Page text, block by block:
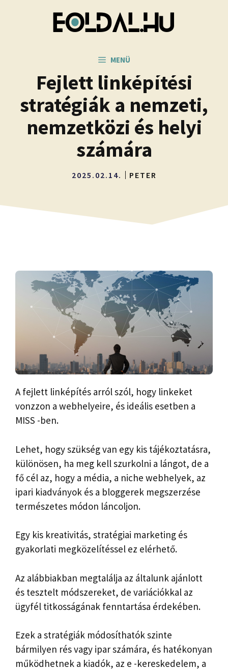
MENÜ
Fejlett linképítési
stratégiák a nemzeti,
nemzetközi és helyi
számára
2025.02.14. PETER
A fejlett linképítés arról szól, hogy linkeket
vonzzon a webhelyeire, és ideális esetben a
MISS -ben.
Lehet, hogy szükség van egy kis tájékoztatásra,
különösen, ha meg kell szurkolni a lángot, de a
fő cél az, hogy a média, a niche webhelyek, az
ipari kiadványok és a bloggerek megszerzése
természetes módon láncoljon.
Egy kis kreativitás, stratégiai marketing és
gyakorlati megközelítéssel ez elérhető.
Az alábbiakban megtalálja az általunk ajánlott
és tesztelt módszereket, de variációkkal az
ügyfél titkosságának fenntartása érdekében.
Ezek a stratégiák módosíthatók szinte
bármilyen rés vagy ipar számára, és hatékonyan
működhetnek a kiadók, az e -kereskedelem, a